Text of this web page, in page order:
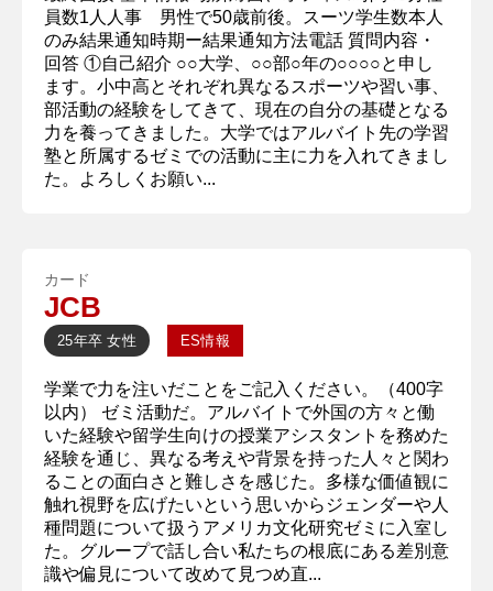
員数1人人事 男性で50歳前後。スーツ学生数本人
のみ結果通知時期ー結果通知方法電話 質問内容・
回答 ①自己紹介 ○○大学、○○部○年の○○○○と申し
ます。小中高とそれぞれ異なるスポーツや習い事、
部活動の経験をしてきて、現在の自分の基礎となる
力を養ってきました。大学ではアルバイト先の学習
塾と所属するゼミでの活動に主に力を入れてきまし
た。よろしくお願い...
カード
JCB
25年卒 女性 ES情報
学業で力を注いだことをご記入ください。（400字
以内） ゼミ活動だ。アルバイトで外国の方々と働
いた経験や留学生向けの授業アシスタントを務めた
経験を通じ、異なる考えや背景を持った人々と関わ
ることの面白さと難しさを感じた。多様な価値観に
触れ視野を広げたいという思いからジェンダーや人
種問題について扱うアメリカ文化研究ゼミに入室し
た。グループで話し合い私たちの根底にある差別意
識や偏見について改めて見つめ直...